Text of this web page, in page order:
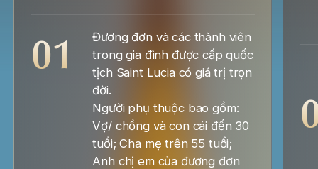
01
Đương đơn và các thành viên
trong gia đình được cấp quốc
tịch Saint Lucia có giá trị trọn
đời.
Người phụ thuộc bao gồm:
Vợ/ chồng và con cái đến 30
tuổi; Cha mẹ trên 55 tuổi;
Anh chị em của đương đơn